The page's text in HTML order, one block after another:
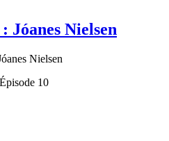
Jóanes Nielsen
10